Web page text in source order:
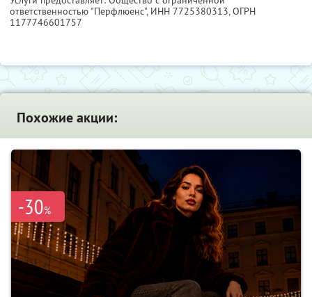
ответственностью "Перфлюенс", ИНН 7725380313, ОГРН
1177746601757
Похожие акции:
-30%